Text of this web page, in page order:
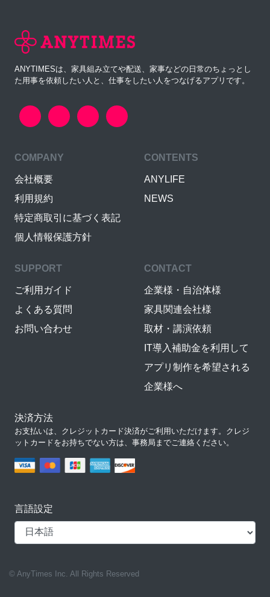
ANYTIMESは、家具組み立てや配送、家事などの日常のちょっとし
た用事を依頼したい人と、仕事をしたい人をつなげるアプリです。
COMPANY
会社概要
利用規約
特定商取引に基づく表記
個人情報保護方針
CONTENTS
ANYLIFE
NEWS
SUPPORT
ご利用ガイド
よくある質問
お問い合わせ
CONTACT
企業様・自治体様
家具関連会社様
取材・講演依頼
IT導入補助金を利用して
アプリ制作を希望される
企業様へ
決済方法
お支払いは、クレジットカード決済がご利用いただけます。クレジ
ットカードをお持ちでない方は、事務局までご連絡ください。
言語設定
© AnyTimes Inc. All Rights Reserved